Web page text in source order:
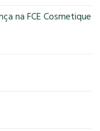
na FCE Cosmetique